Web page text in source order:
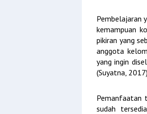
Pembelajaran
kemampuan
pikiran yang
anggota
yang ingin
(Suyatna,
Pemanfaatan
sudah